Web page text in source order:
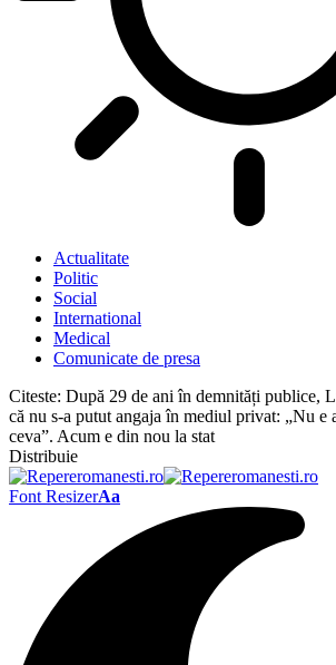
Actualitate
Politic
Social
International
Medical
Comunicate de presa
Citeste: După 29 de ani în demnități publice,
că nu s-a putut angaja în mediul privat: „Nu e
ceva”. Acum e din nou la stat
Distribuie
Font ResizerAa